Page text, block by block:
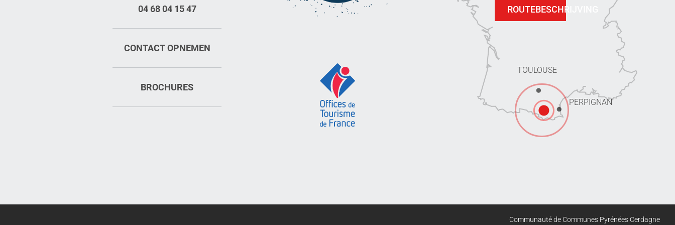
04 68 04 15 47
CONTACT OPNEMEN
BROCHURES
TOULOUSE
PERPIGNAN
ROUTEBESCHRIJVING
Communauté de Communes Pyrénées Cerdagne